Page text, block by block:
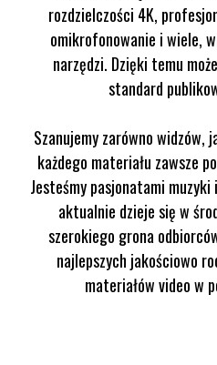
rozdzielczości 4K,
omikrofonowanie i wiele,
narzędzi. Dzięki temu
standard
Szanujemy zarówno
każdego materiału zawsze
Jesteśmy pasjonatami
aktualnie dzieje się w
szerokiego grona
najlepszych jakościowo
materiałów video w